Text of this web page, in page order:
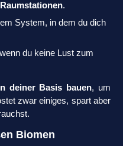
Raumstationen.
System, in dem du dich
du keine Lust zum
deiner Basis bauen, um
zwar einiges, spart aber
Biomen